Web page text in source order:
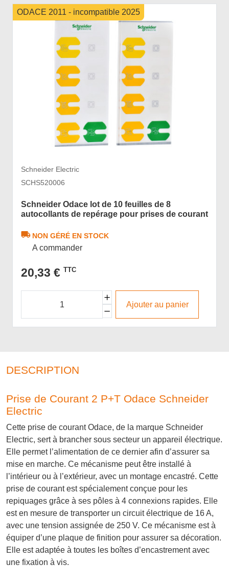
ODACE 2011 - incompatible 2025
Schneider Electric
SCHS520006
Schneider Odace lot de 10 feuilles de 8
autocollants de repérage pour prises de courant
NON GÉRÉ EN STOCK
A commander
20,33 € TTC
Ajouter au panier
DESCRIPTION
Prise de Courant 2 P+T Odace Schneider
Electric
Cette prise de courant Odace, de la marque Schneider
Electric, sert à brancher sous secteur un appareil électrique.
Elle permet l’alimentation de ce dernier afin d’assurer sa
mise en marche. Ce mécanisme peut être installé à
l’intérieur ou à l’extérieur, avec un montage encastré. Cette
prise de courant est spécialement conçue pour les
repiquages grâce à ses pôles à 4 connexions rapides. Elle
est en mesure de transporter un circuit électrique de 16 A,
avec une tension assignée de 250 V. Ce mécanisme est à
équiper d’une plaque de finition pour assurer sa décoration.
Elle est adaptée à toutes les boîtes d’encastrement avec
une fixation à vis.